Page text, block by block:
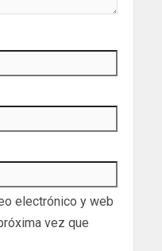
electrónico y web
vez que